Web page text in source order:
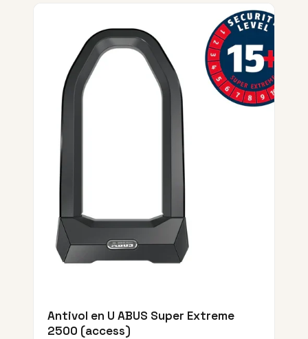
Antivol en U ABUS Super Extreme
2500 (access)